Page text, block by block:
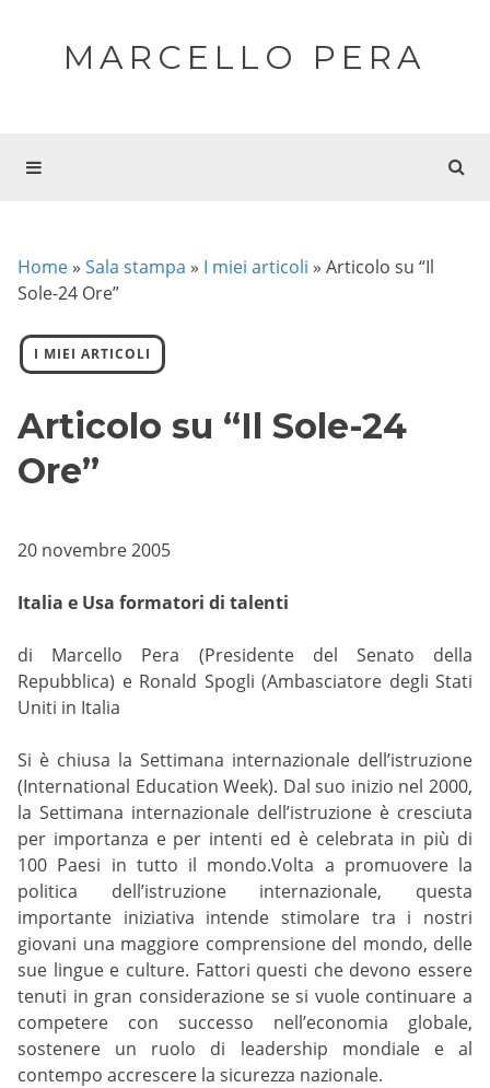
MARCELLO PERA
Home » Sala stampa » I miei articoli » Articolo su “Il
Sole-24 Ore”
I MIEI ARTICOLI
Articolo su “Il Sole-24
Ore”
20 novembre 2005
Italia e Usa formatori di talenti
di Marcello Pera (Presidente del Senato della
Repubblica) e Ronald Spogli (Ambasciatore degli Stati
Uniti in Italia
Si è chiusa la Settimana internazionale dell’istruzione
(International Education Week). Dal suo inizio nel 2000,
la Settimana internazionale dell’istruzione è cresciuta
per importanza e per intenti ed è celebrata in più di
100 Paesi in tutto il mondo.Volta a promuovere la
politica dell’istruzione internazionale, questa
importante iniziativa intende stimolare tra i nostri
giovani una maggiore comprensione del mondo, delle
sue lingue e culture. Fattori questi che devono essere
tenuti in gran considerazione se si vuole continuare a
competere con successo nell’economia globale,
sostenere un ruolo di leadership mondiale e al
contempo accrescere la sicurezza nazionale.